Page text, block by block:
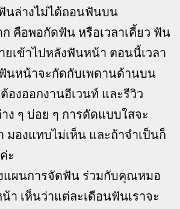
ล่างไม่ได้ถอนฟันบน
คือพอกัดฟัน หรือเวลาเคี้ยว ฟัน
ยเข้าไปหลังฟันหน้า ตอนนี้เวลา
นหน้าจะกัดกับเพดานด้านบน
องออกงานอีเวนท์ และรีวิว
ๆ บ่อย ๆ การดัดแบบใสจะ
มองแทบไม่เห็น และถ้าจำเป็นก็
ะ
แผนการจัดฟัน ร่วมกับคุณหมอ
น้า เห็นว่าแต่ละเดือนฟันเราจะ